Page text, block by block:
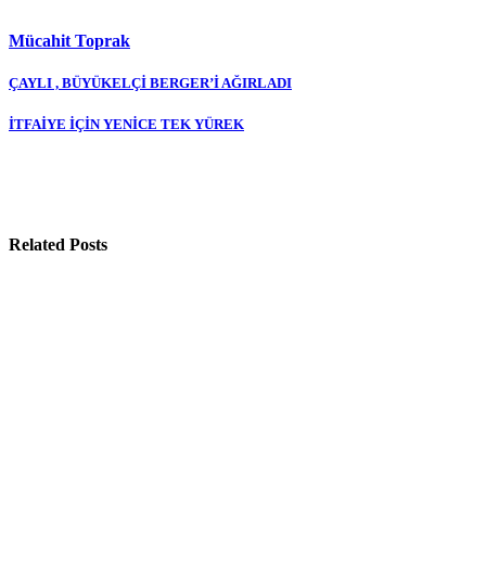
Mücahit Toprak
Yazı
gezinmesi
ÇAYLI , BÜYÜKELÇİ BERGER’İ AĞIRLADI
İTFAİYE İÇİN YENİCE TEK YÜREK
Related Posts